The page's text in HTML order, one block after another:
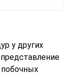
у других